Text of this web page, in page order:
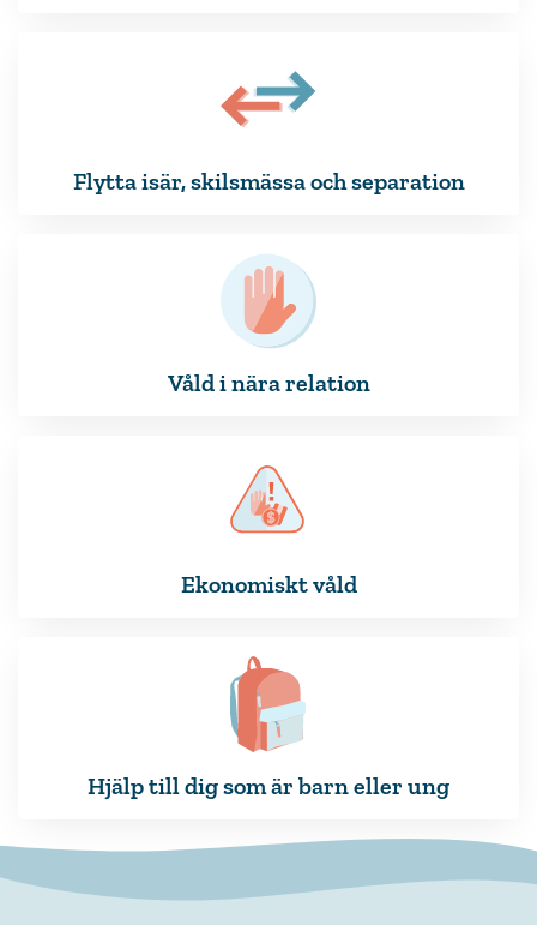
Flytta isär, skilsmässa och separation
Våld i nära relation
Ekonomiskt våld
Hjälp till dig som är barn eller ung